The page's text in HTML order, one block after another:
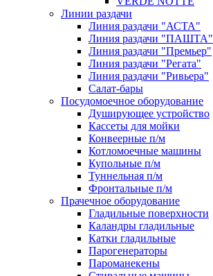
Линии раздачи
Линия раздачи "АСТА"
Линия раздачи "ПАШТА"
Линия раздачи "Премьер"
Линия раздачи "Регата"
Линия раздачи "Ривьера"
Салат-бары
Посудомоечное оборудование
Душирующее устройство
Кассеты для мойки
Конвеерные п/м
Котломоечные машины
Купольные п/м
Туннельная п/м
Фронтальные п/м
Прачечное оборудование
Гладильные поверхности
Каландры гладильные
Катки гладильные
Парогенераторы
Пароманекены